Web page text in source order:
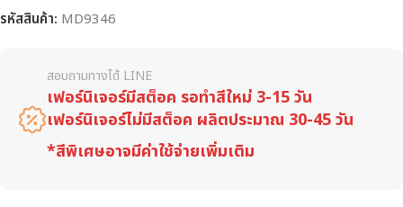
รหัสสินค้า: MD9346
สอบถามทางได้ LINE
เฟอร์นิเจอร์มีสต็อค รอทำสีใหม่ 3-15 วัน
เฟอร์นิเจอร์ไม่มีสต็อค ผลิตประมาณ 30-45 วัน
*สีพิเศษอาจมีค่าใช้จ่ายเพิ่มเติม